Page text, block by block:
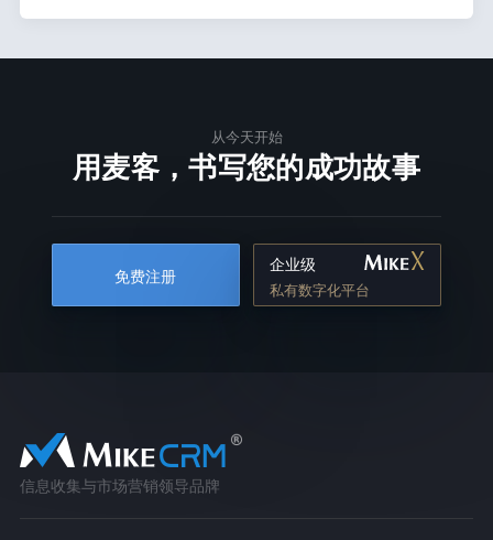
从今天开始
用麦客，书写您的成功故事
免费注册
企业级
私有数字化平台
信息收集与市场营销领导品牌